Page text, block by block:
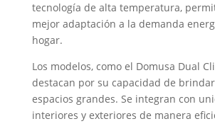
tecnología de alta temperatura,
mejor adaptación a la demanda
hogar.
Los modelos, como el Domusa Dual
destacan por su capacidad de
espacios grandes. Se integran con
interiores y exteriores de manera